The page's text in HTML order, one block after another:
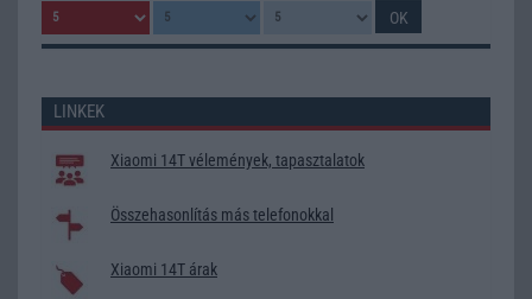
LINKEK
Xiaomi 14T vélemények, tapasztalatok
Összehasonlítás más telefonokkal
Xiaomi 14T árak